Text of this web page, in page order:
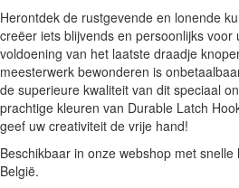
Herontdek de rustgevende en lonende
creëer iets blijvends en persoonlijks
voldoening van het laatste draadje
meesterwerk bewonderen is
de superieure kwaliteit van dit speciaal
prachtige kleuren van Durable Latch
geef uw creativiteit de vrije hand!
Beschikbaar in onze webshop met
België.